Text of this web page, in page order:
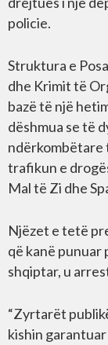
policie.
Struktura e
dhe Krimit të
bazë të një
dëshmua se të
ndërkombëtare
trafikun e
Mal të Zi dhe
Njëzet e tetë
që kanë
shqiptar, u
“Zyrtarët
kishin